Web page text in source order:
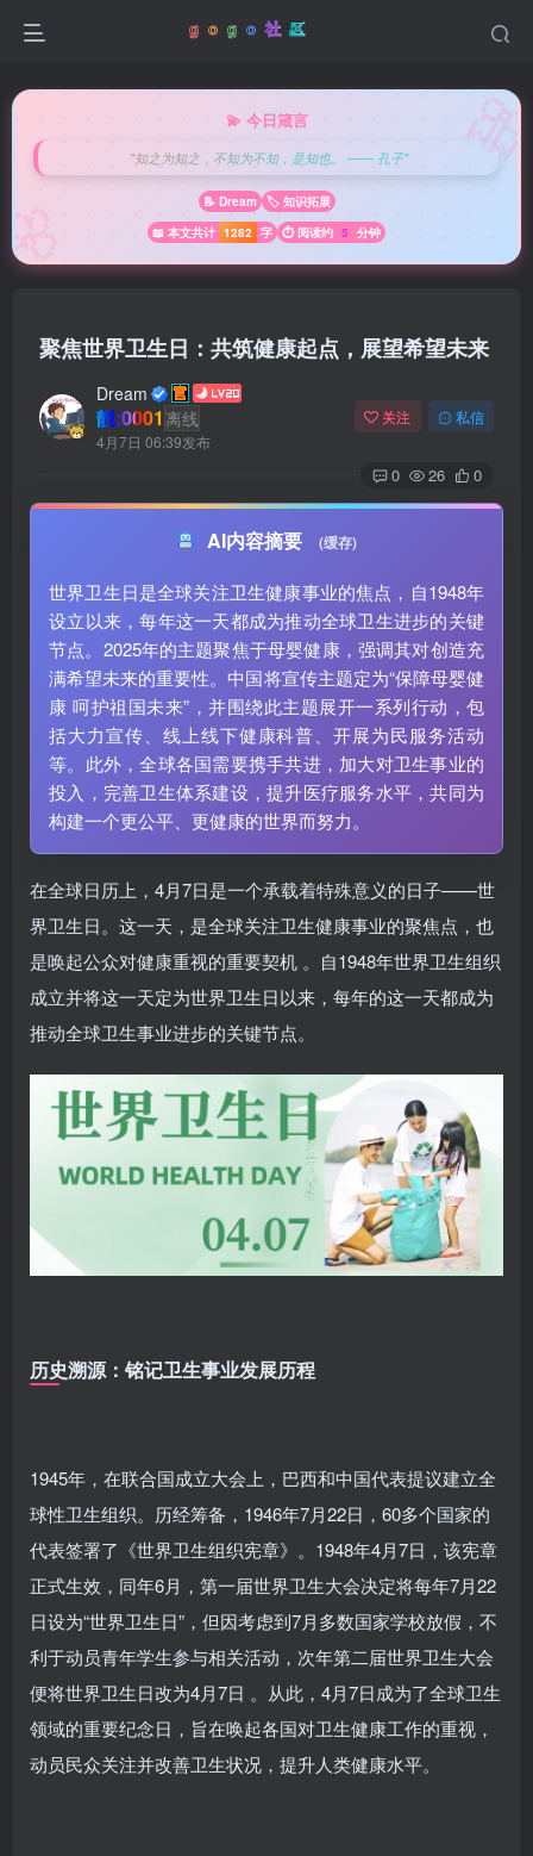
💫 今日箴言
"知之为知之，不知为不知，是知也。 —— 孔子"
📝 Dream
🏷️ 知识拓展
📖 本文共计 1282 字 ⏱️ 阅读约 5 分钟
聚焦世界卫生日：共筑健康起点，展望希望未来
Dream
靓:0001 离线
4月7日 06:39发布
关注 私信
0 26 0
AI内容摘要 (缓存)
世界卫生日是全球关注卫生健康事业的焦点，自1948年
设立以来，每年这一天都成为推动全球卫生进步的关键
节点。2025年的主题聚焦于母婴健康，强调其对创造充
满希望未来的重要性。中国将宣传主题定为“保障母婴健
康 呵护祖国未来”，并围绕此主题展开一系列行动，包
括大力宣传、线上线下健康科普、开展为民服务活动
等。此外，全球各国需要携手共进，加大对卫生事业的
投入，完善卫生体系建设，提升医疗服务水平，共同为
构建一个更公平、更健康的世界而努力。
在全球日历上，4月7日是一个承载着特殊意义的日子——世
界卫生日。这一天，是全球关注卫生健康事业的聚焦点，也
是唤起公众对健康重视的重要契机 。自1948年世界卫生组织
成立并将这一天定为世界卫生日以来，每年的这一天都成为
推动全球卫生事业进步的关键节点。
历史溯源：铭记卫生事业发展历程
1945年，在联合国成立大会上，巴西和中国代表提议建立全
球性卫生组织。历经筹备，1946年7月22日，60多个国家的
代表签署了《世界卫生组织宪章》。1948年4月7日，该宪章
正式生效，同年6月，第一届世界卫生大会决定将每年7月22
日设为“世界卫生日”，但因考虑到7月多数国家学校放假，不
利于动员青年学生参与相关活动，次年第二届世界卫生大会
便将世界卫生日改为4月7日 。从此，4月7日成为了全球卫生
领域的重要纪念日，旨在唤起各国对卫生健康工作的重视，
动员民众关注并改善卫生状况，提升人类健康水平。